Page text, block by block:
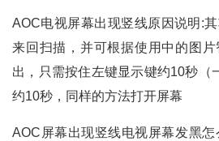
AOC电视屏幕出现竖线原因说明:
来回扫描，并可根据使用中的图
出，只需按住左键显示键约10秒（
约10秒，同样的方法打开屏幕
AOC屏幕出现竖线电视屏幕发黑